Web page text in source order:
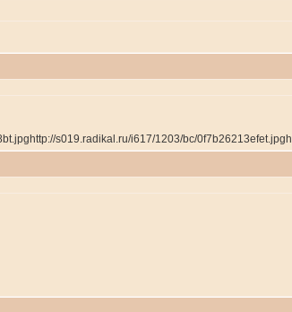
s019.radikal.ru/i617/1203/bc/